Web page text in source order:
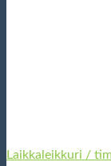
Laikkaleikkuri /